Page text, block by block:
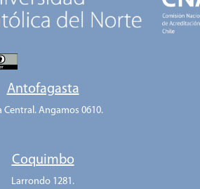
dan a conocer las fortalezas del
hicieron posible el logro de los
consultante.
Antofagasta
Central. Angamos 0610.
Coquimbo
Larrondo 1281.